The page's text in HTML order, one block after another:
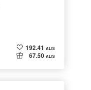
192.41 ALIS
67.50 ALIS